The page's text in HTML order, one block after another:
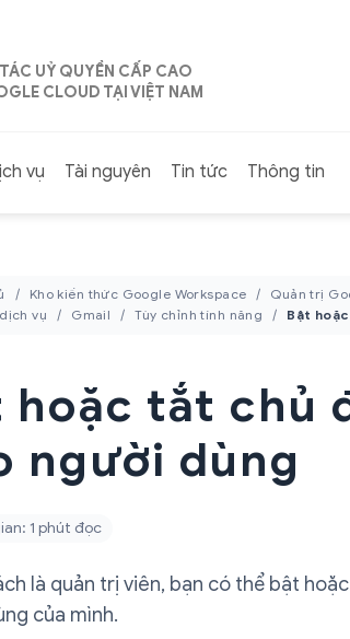
UỶ QUYỀN CẤP CAO
CLOUD TẠI VIỆT NAM
vụ Tài nguyên Tin tức Thông tin
Kho kiến thức Google Workspace
Quản trị
vụ
Gmail Tùy chỉnh tính năng
hoặc tắt chủ
người dùng
1 phút đọc
là quản trị viên, bạn có thể bật
của mình.